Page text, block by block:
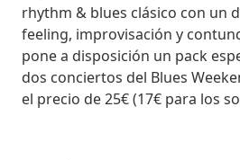
rhythm & blues clásico con un
feeling, improvisación y
pone a disposición un pack
dos conciertos del Blues
el precio de 25€ (17€ para los